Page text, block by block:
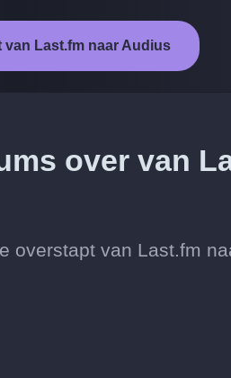
Last.fm naar Audius
over van
overstapt van Last.fm